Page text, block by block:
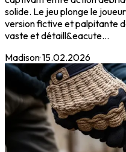
solide. Le jeu plonge le
version fictive et palpitante
vaste et détaill&eacute...
Madison·15.02.2026